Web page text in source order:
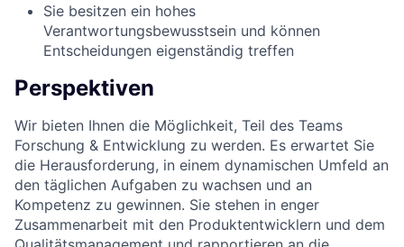
Sie besitzen ein hohes
Verantwortungsbewusstsein und können
Entscheidungen eigenständig treffen
Perspektiven
Wir bieten Ihnen die Möglichkeit, Teil des Teams
Forschung & Entwicklung zu werden. Es erwartet Sie
die Herausforderung, in einem dynamischen Umfeld an
den täglichen Aufgaben zu wachsen und an
Kompetenz zu gewinnen. Sie stehen in enger
Zusammenarbeit mit den Produktentwicklern und dem